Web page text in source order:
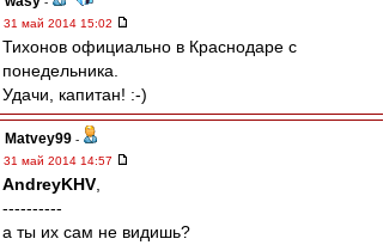
31 май 2014 15:02
Тихонов официально в Краснодаре с
понедельника.
Удачи, капитан! :-)
Matvey99 -
31 май 2014 14:57
AndreyKHV
----------
а ты их сам не видишь?